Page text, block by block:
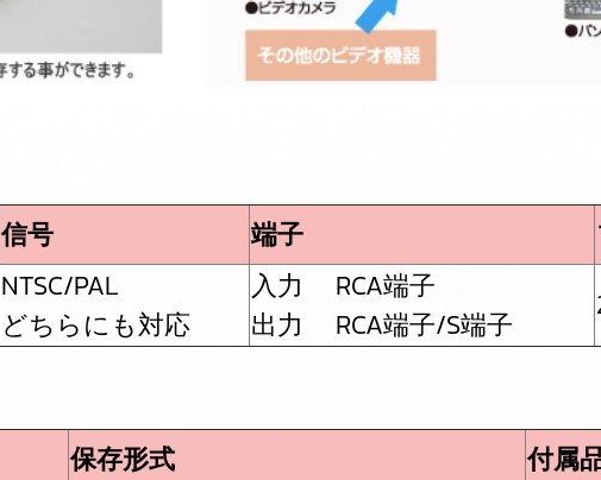
信号 端子
NTSC/PAL
どちらにも対応
入力 RCA端子
出力 RCA端子/S端子
保存形式 付属